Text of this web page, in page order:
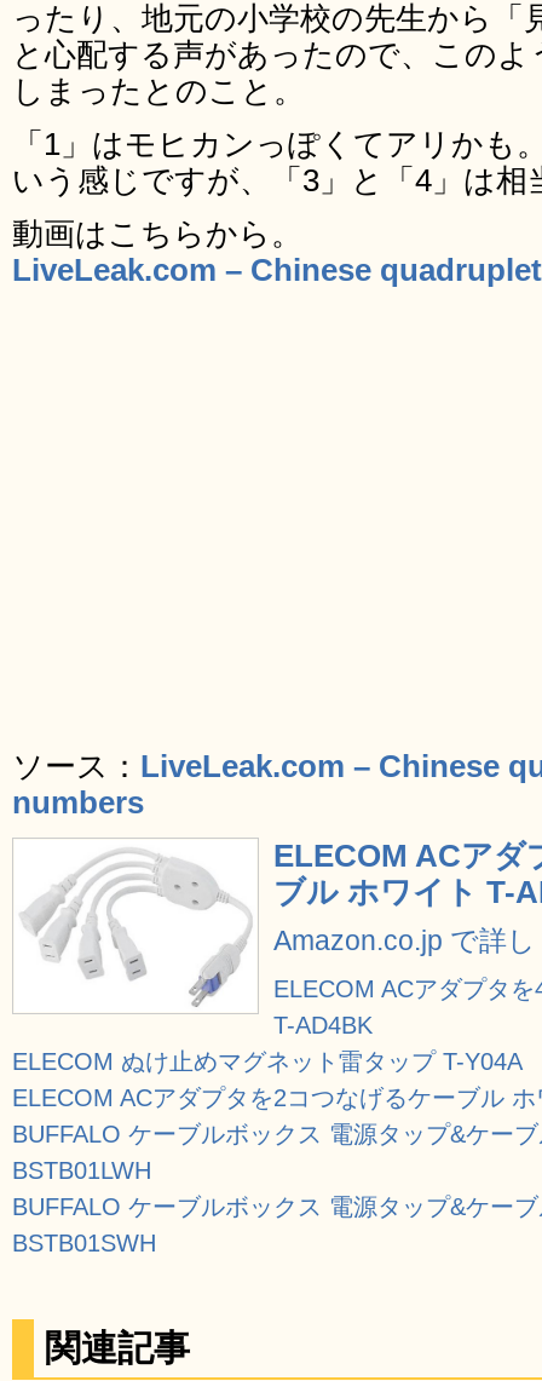
ったり、地元の小学校の先生から「
と心配する声があったので、この
しまったとのこと。
「1」はモヒカンっぽくてアリかも
いう感じですが、「3」と「4」は相
動画はこちらから。
LiveLeak.com – Chinese
ソース： LiveLeak.com – Chinese
numbers
ELECOM ACアダ
ブル ホワイト T-
Amazon.co.jp で詳
ELECOM ACアダプタ
T-AD4BK
ELECOM ぬけ止めマグネット雷タップ T-Y04A
ELECOM ACアダプタを2コつなげるケーブル
BUFFALO ケーブルボックス 電源タップ&ケー
BSTB01LWH
BUFFALO ケーブルボックス 電源タップ&ケー
BSTB01SWH
関連記事